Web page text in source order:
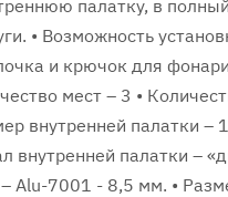
палатку, в
• Возможность
и крючок для
мест – 3 •
внутренней палатки
внутренней палатки –
Alu-7001 - 8,5 мм. •